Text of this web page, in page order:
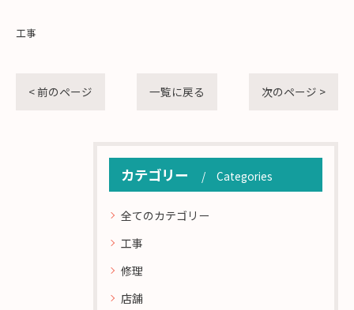
工事
< 前のページ 一覧に戻る 次のページ >
カテゴリー Categories
全てのカテゴリー
工事
修理
店舗